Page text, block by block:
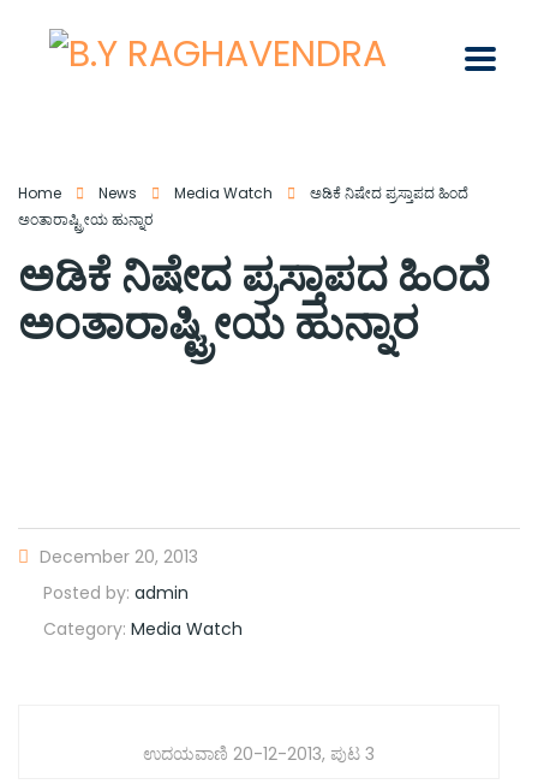
Home News Media Watch
ಅಡಿಕೆ ನಿಷೇದ ಪ್ರಸ್ತಾಪದ ಹಿಂದೆ
ಅಂತಾರಾಷ್ಟ್ರೀಯ ಹುನ್ನಾರ
ಅಡಿಕೆ ನಿಷೇದ ಪ್ರಸ್ತಾಪದ ಹಿಂದೆ
ಅಂತಾರಾಷ್ಟ್ರೀಯ ಹುನ್ನಾರ
December 20, 2013
Posted by: admin
Category: Media Watch
ಉದಯವಾಣಿ 20-12-2013, ಪುಟ 3